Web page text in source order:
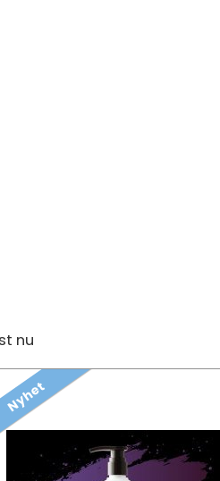
nu
Nyhet